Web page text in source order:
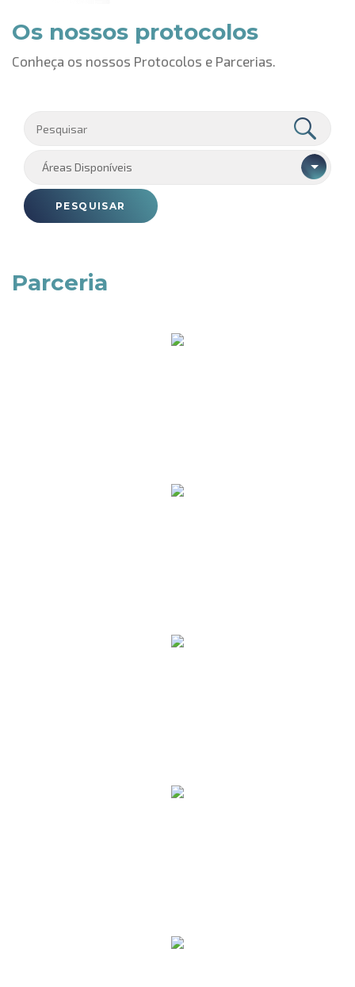
Os nossos protocolos
Conheça os nossos Protocolos e Parcerias.
Áreas Disponíveis
PESQUISAR
Parceria